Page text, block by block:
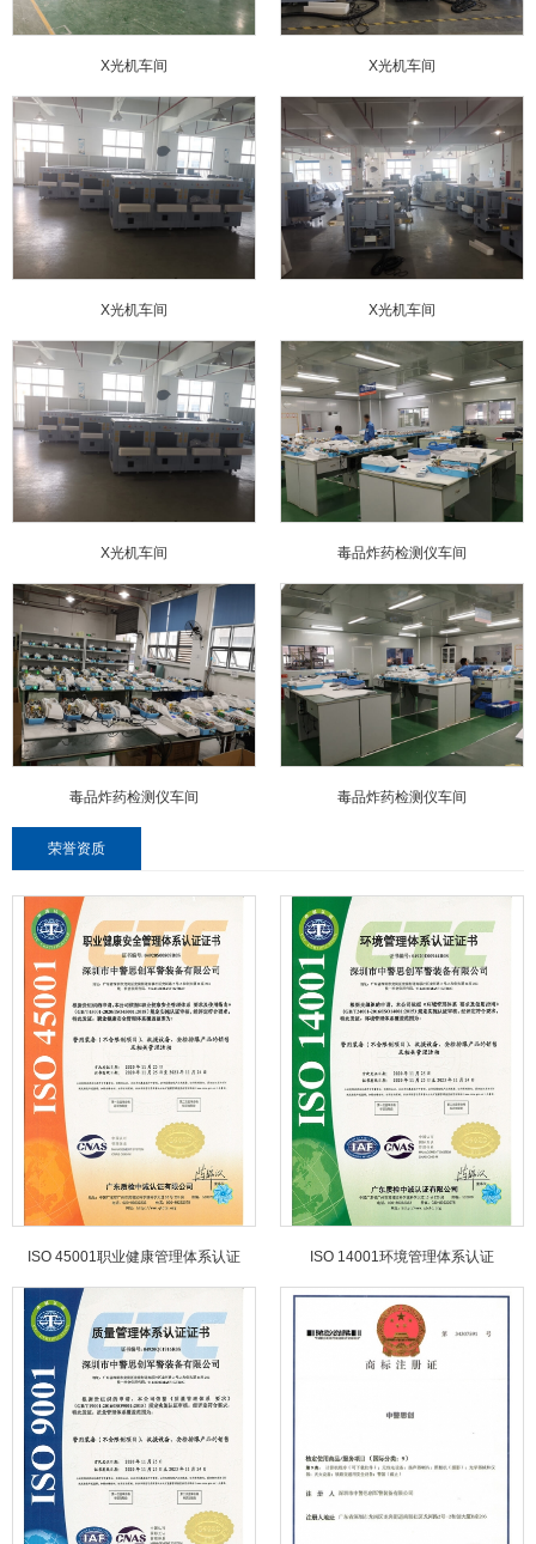
X光机车间 X光机车间
X光机车间 X光机车间
X光机车间 毒品炸药检测仪车间
毒品炸药检测仪车间 毒品炸药检测仪车间
荣誉资质
ISO 45001职业健康管理体系认证 ISO 14001环境管理体系认证